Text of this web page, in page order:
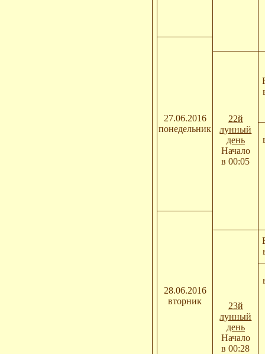
27.06.2016
понедельник
22й
лунный
день
Начало
в 00:05
28.06.2016
вторник
23й
лунный
день
Начало
в 00:28